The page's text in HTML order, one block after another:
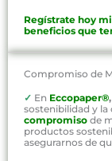
Regístrate hoy
beneficios que
Compromiso de
✓ En Eccopaper®,
sostenibilidad y la
compromiso de
productos
asegurarnos de